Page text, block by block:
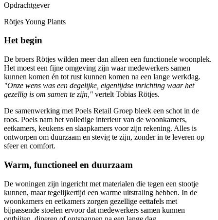
Opdrachtgever
Rötjes Young Plants
Het begin
De broers Rötjes wilden meer dan alleen een functionele woonplek.
Het moest een fijne omgeving zijn waar medewerkers samen
kunnen komen én tot rust kunnen komen na een lange werkdag.
"Onze wens was een degelijke, eigentijdse inrichting waar het
gezellig is om samen te zijn," vertelt Tobias Rötjes.
De samenwerking met Poels Retail Groep bleek een schot in de
roos. Poels nam het volledige interieur van de woonkamers,
eetkamers, keukens en slaapkamers voor zijn rekening. Alles is
ontworpen om duurzaam en stevig te zijn, zonder in te leveren op
sfeer en comfort.
Warm, functioneel en duurzaam
De woningen zijn ingericht met materialen die tegen een stootje
kunnen, maar tegelijkertijd een warme uitstraling hebben. In de
woonkamers en eetkamers zorgen gezellige eettafels met
bijpassende stoelen ervoor dat medewerkers samen kunnen